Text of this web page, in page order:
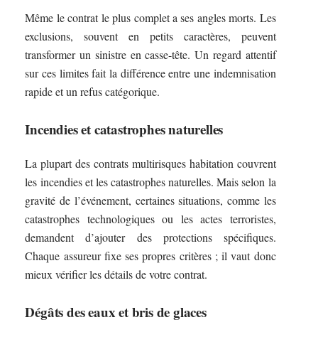
Même le contrat le plus complet a ses angles morts. Les
exclusions, souvent en petits caractères, peuvent
transformer un sinistre en casse-tête. Un regard attentif
sur ces limites fait la différence entre une indemnisation
rapide et un refus catégorique.
Incendies et catastrophes naturelles
La plupart des contrats multirisques habitation couvrent
les incendies et les catastrophes naturelles. Mais selon la
gravité de l’événement, certaines situations, comme les
catastrophes technologiques ou les actes terroristes,
demandent d’ajouter des protections spécifiques.
Chaque assureur fixe ses propres critères ; il vaut donc
mieux vérifier les détails de votre contrat.
Dégâts des eaux et bris de glaces